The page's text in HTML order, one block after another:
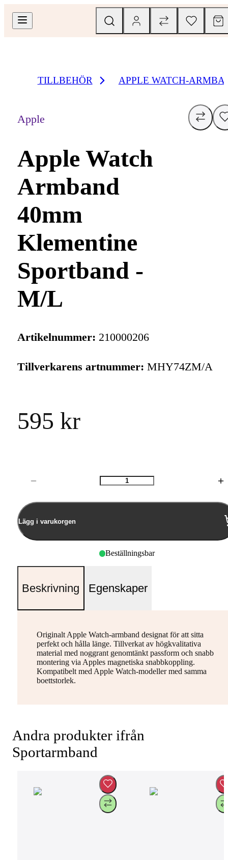
TILLBEHÖR APPLE WATCH-
Apple
Apple Watch
Armband
40mm
Klementine
Sportband -
M/L
Artikelnummer: 210000206
Tillverkarens artnummer: MHY74ZM/A
595 kr
Antal
Lägg i varukorgen
Beställningsbar
Beskrivning Egenskaper
Originalt Apple Watch-armband designat för att sitta
perfekt och hålla länge. Tillverkat av högkvalitativa
material med noggrant genomtänkt passform och snabb
montering via Apples magnetiska snabbkoppling.
Kompatibelt med Apple Watch-modeller med samma
boettstorlek.
Andra produkter ifrån
Sportarmband